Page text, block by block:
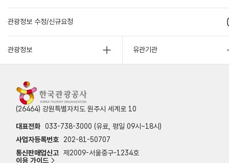
관광정보 수정/신규요청
관광정보 유관기관
(26464) 강원특별자치도 원주시 세계로 10
대표전화 033-738-3000 (유료, 평일 09시~18시)
사업자등록번호
202-81-50707
통신판매업신고 제2009-서울중구-1234호
이용 가이드